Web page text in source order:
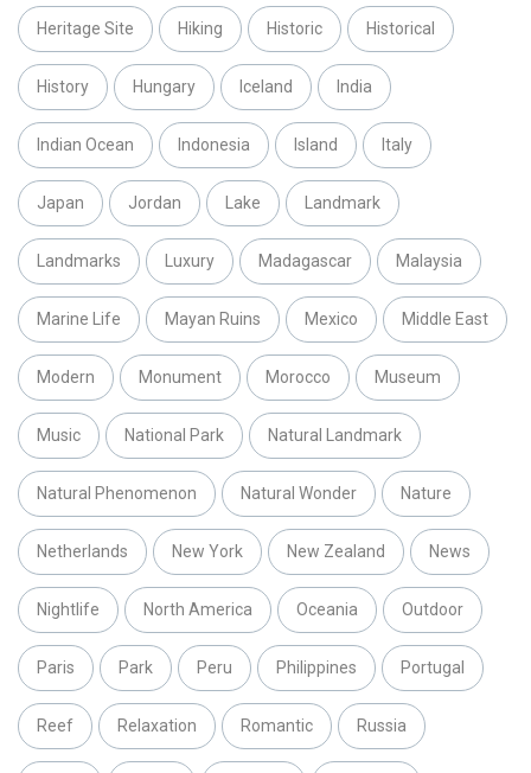
Heritage Site Hiking Historic Historical
History Hungary Iceland India
Indian Ocean Indonesia Island Italy
Japan Jordan Lake Landmark
Landmarks Luxury Madagascar Malaysia
Marine Life Mayan Ruins Mexico Middle East
Modern Monument Morocco Museum
Music National Park Natural Landmark
Natural Phenomenon Natural Wonder Nature
Netherlands New York New Zealand News
Nightlife North America Oceania Outdoor
Paris Park Peru Philippines Portugal
Reef Relaxation Romantic Russia